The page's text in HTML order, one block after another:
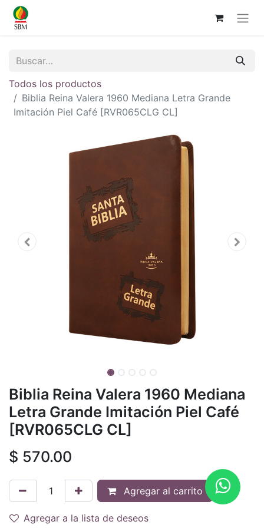
Todos los productos
Biblia Reina Valera 1960 Mediana Letra Grande
Imitación Piel Café [RVR065CLG CL]
Biblia Reina Valera 1960 Mediana
Letra Grande Imitación Piel Café
[RVR065CLG CL]
$ 570.00
Agregar al carrito
Agregar a la lista de deseos